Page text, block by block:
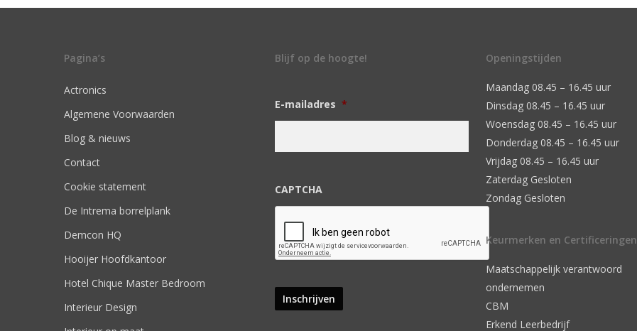
Pagina’s
Actronics
Algemene Voorwaarden
Blog & nieuws
Contact
Cookie statement
De Intrema borrelplank
Demcon HQ
Hooijer Hoofdkantoor
Hotel Chique Master Bedroom
Interieur Design
Blijf op de hoogte!
E-mailadres *
CAPTCHA
Openingstijden
Maandag 08.45 – 16.45 uur
Dinsdag 08.45 – 16.45 uur
Woensdag 08.45 – 16.45 uur
Donderdag 08.45 – 16.45 uur
Vrijdag 08.45 – 16.45 uur
Zaterdag Gesloten
Zondag Gesloten
Keurmerken en Certificeringen
Maatschappelijk verantwoord
ondernemen
CBM
Erkend Leerbedrijf